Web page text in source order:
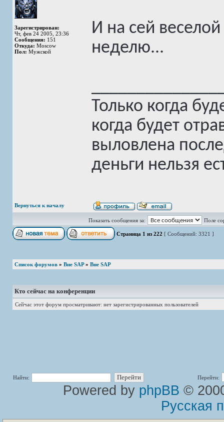
Зарегистрирован:
Чт, фев 24 2005, 23:36
Сообщения: 151
Откуда: Moscow
Пол: Мужской
И на сей
неделю...
Только когда
когда будет
выловлена
деньги нельзя
Вернуться к началу
Показать сообщения за: Поле
Страница 1 из 222 [ Сообщений: 3321 ]
Список форумов » Вне SAP» Вне SAP
Кто сейчас на конференции
Сейчас этот форум просматривают: нет зарегистрированных пользователей
Найти: Перейти:
Powered by phpBB ©
Русская